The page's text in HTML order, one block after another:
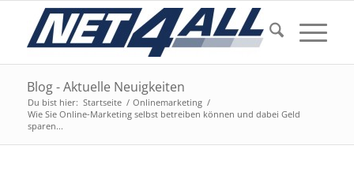
Blog - Aktuelle Neuigkeiten
Du bist hier: Startseite / Onlinemarketing /
Wie Sie Online-Marketing selbst betreiben können und dabei Geld
sparen...